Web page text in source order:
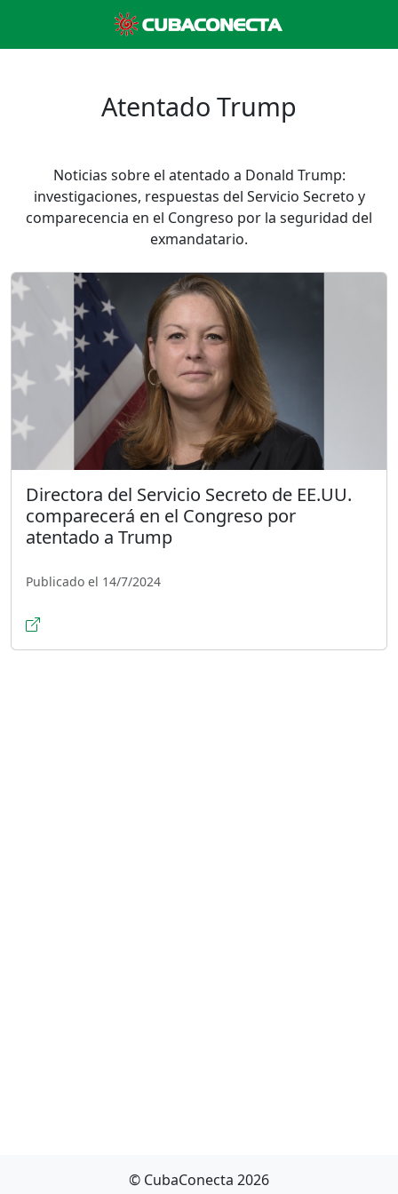
Atentado Trump
Noticias sobre el atentado a Donald Trump:
investigaciones, respuestas del Servicio Secreto y
comparecencia en el Congreso por la seguridad del
exmandatario.
Directora del Servicio Secreto de EE.UU.
comparecerá en el Congreso por
atentado a Trump
Publicado el 14/7/2024
© CubaConecta 2026